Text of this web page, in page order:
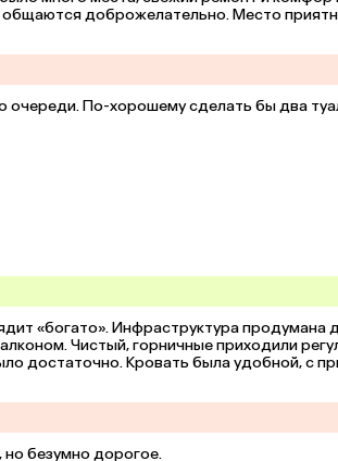
доброжелательно. Место
очереди. По-хорошему сделать бы два
«богато». Инфраструктура продумана
Чистый, горничные приходили
достаточно. Кровать была удобной, с
безумно дорогое.